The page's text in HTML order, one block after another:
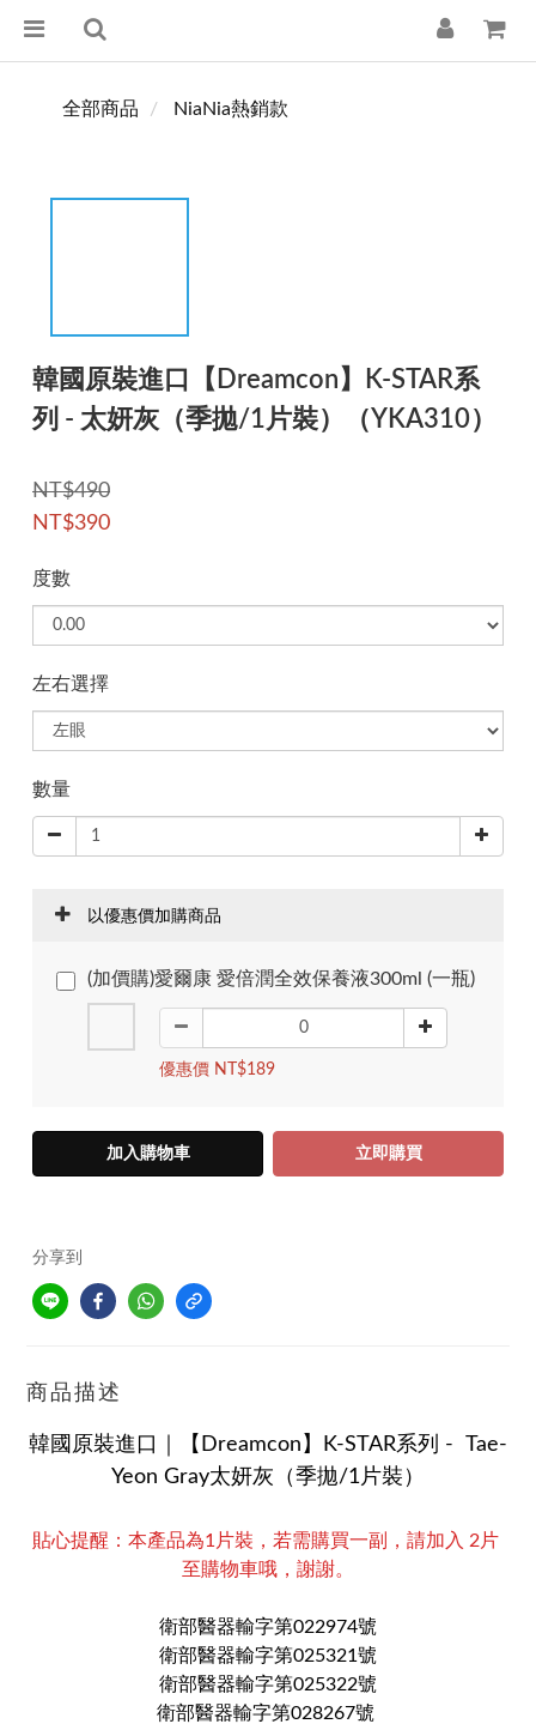
全部商品 NiaNia熱銷款
韓國原裝進口【Dreamcon】K-STAR系
列 - 太妍灰（季拋/1片裝）（YKA310）
NT$490
NT$390
度數
左右選擇
數量
以優惠價加購商品
(加價購)愛爾康 愛倍潤全效保養液300ml (一瓶)
優惠價 NT$189
加入購物車 立即購買
分享到
商品描述
韓國原裝進口｜【Dreamcon】K-STAR系列 -
Tae-
Yeon Gray太妍灰（季拋/1片裝）
貼心提醒：本產品為1片裝，若需購買一副，請加入 2片
至購物車哦，謝謝。
衛部醫器輸字第022974號
衛部醫器輸字第025321號
衛部醫器輸字第025322號
衛部醫器輸字第028267號